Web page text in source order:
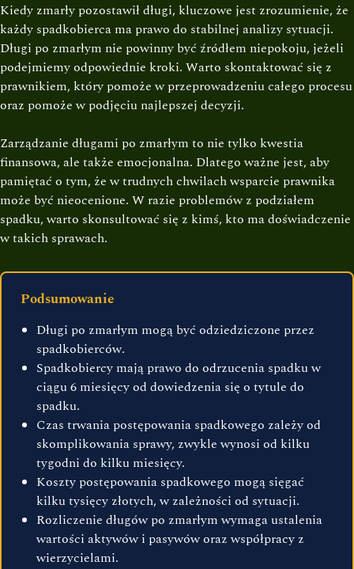
Kiedy zmarły pozostawił długi, kluczowe jest zrozumienie, że
każdy spadkobierca ma prawo do stabilnej analizy sytuacji.
Długi po zmarłym nie powinny być źródłem niepokoju, jeżeli
podejmiemy odpowiednie kroki. Warto skontaktować się z
prawnikiem, który pomoże w przeprowadzeniu całego procesu
oraz pomoże w podjęciu najlepszej decyzji.
Zarządzanie długami po zmarłym to nie tylko kwestia
finansowa, ale także emocjonalna. Dlatego ważne jest, aby
pamiętać o tym, że w trudnych chwilach wsparcie prawnika
może być nieocenione. W razie problemów z podziałem
spadku, warto skonsultować się z kimś, kto ma doświadczenie
w takich sprawach.
Podsumowanie
Długi po zmarłym mogą być odziedziczone przez
spadkobierców.
Spadkobiercy mają prawo do odrzucenia spadku w
ciągu 6 miesięcy od dowiedzenia się o tytule do
spadku.
Czas trwania postępowania spadkowego zależy od
skomplikowania sprawy, zwykle wynosi od kilku
tygodni do kilku miesięcy.
Koszty postępowania spadkowego mogą sięgać
kilku tysięcy złotych, w zależności od sytuacji.
Rozliczenie długów po zmarłym wymaga ustalenia
wartości aktywów i pasywów oraz współpracy z
wierzycielami.